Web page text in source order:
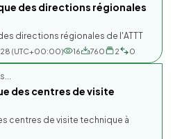
des directions régionales
directions régionales de l'ATTT
(UTC+00:00) 16 760 2 0
des centres de visite
centres de visite technique à